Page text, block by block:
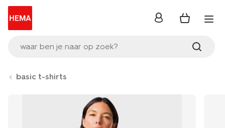
waar ben je naar op zoek?
inloggen
basic t-shirts